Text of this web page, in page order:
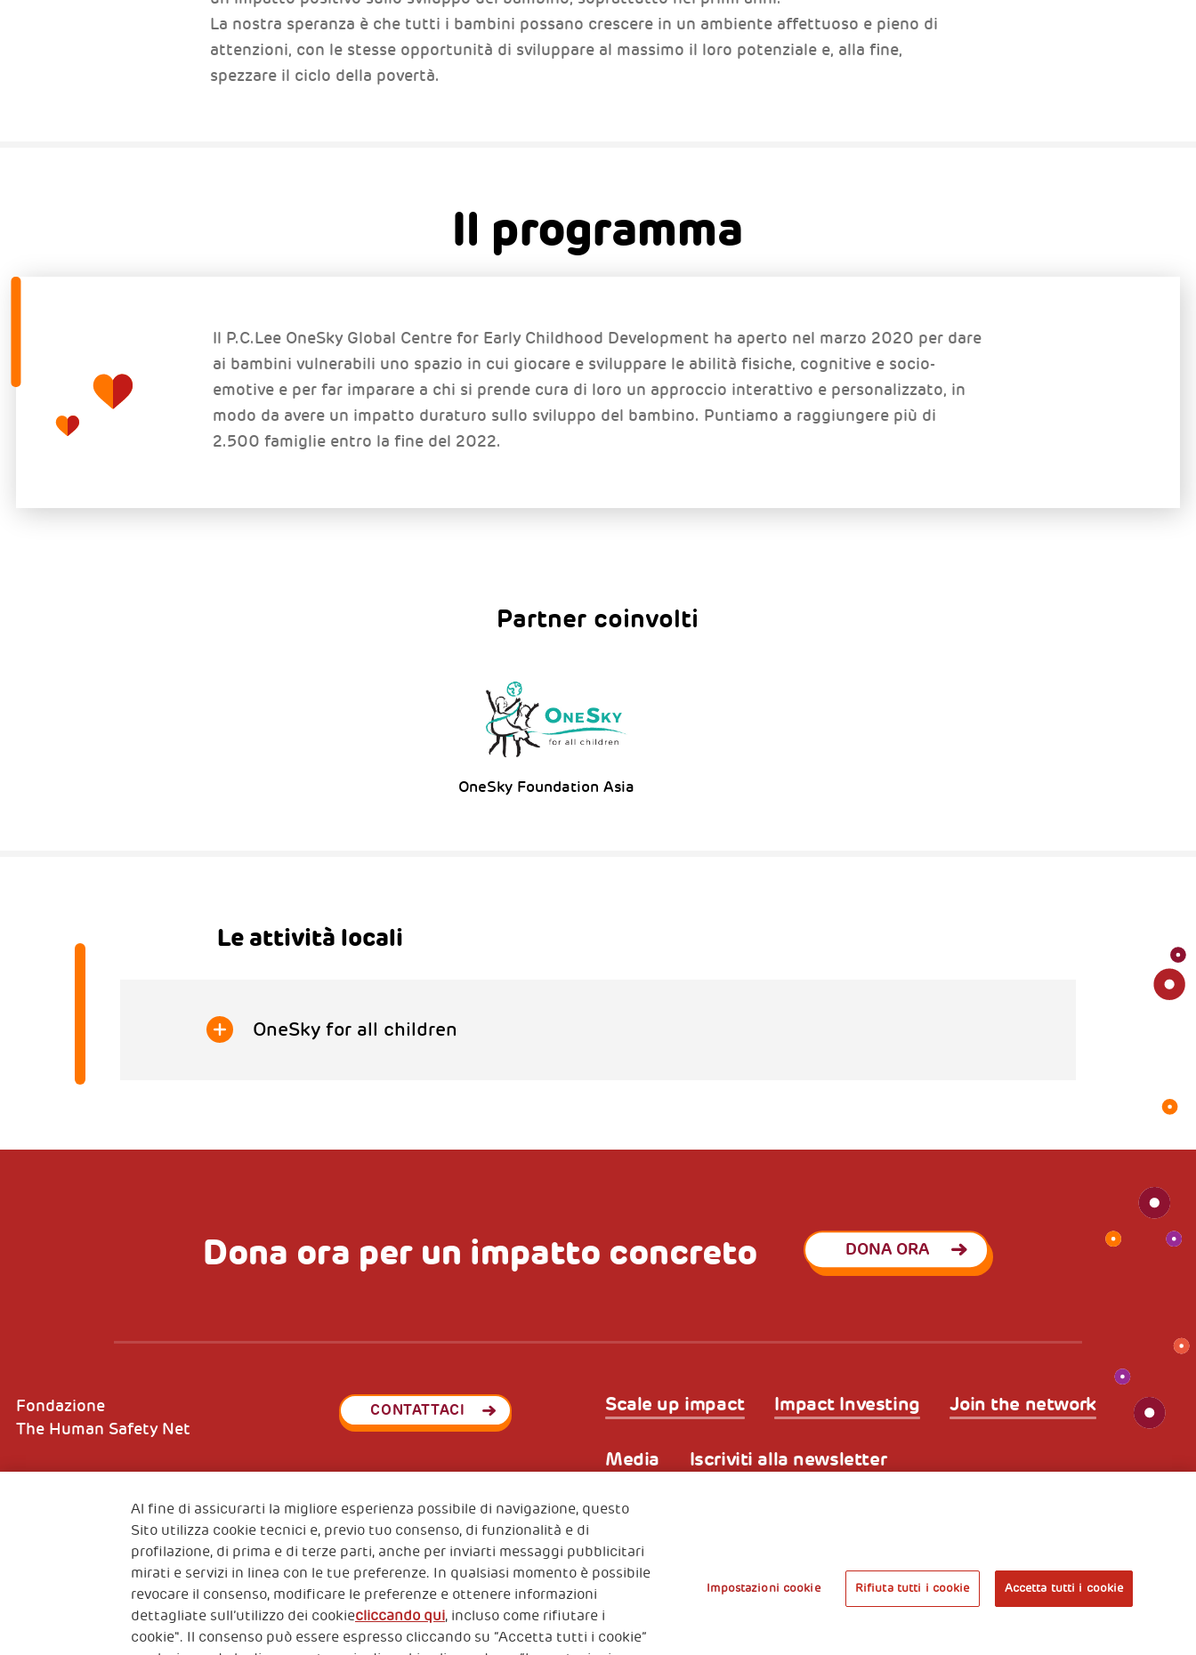
La nostra speranza è che tutti i bambini possano crescere in un ambiente affettuoso e pieno di
attenzioni, con le stesse opportunità di sviluppare al massimo il loro potenziale e, alla fine,
spezzare il ciclo della povertà.
Il programma
Il P.C.Lee OneSky Global Centre for Early Childhood Development ha aperto nel marzo 2020 per dare
ai bambini vulnerabili uno spazio in cui giocare e sviluppare le abilità fisiche, cognitive e socio-
emotive e per far imparare a chi si prende cura di loro un approccio interattivo e personalizzato, in
modo da avere un impatto duraturo sullo sviluppo del bambino. Puntiamo a raggiungere più di
2.500 famiglie entro la fine del 2022.
Partner coinvolti
OneSky Foundation Asia
Le attività locali
OneSky for all children
Dona ora per un impatto concreto DONA ORA
Scale up impact Impact Investing Join the network
Media Iscriviti alla newsletter
Fondazione
The Human Safety Net
CONTATTACI
2, Piazza Duca degli Abruzzi 34132
Fiscal code (Italy) 90017740326
VAT code 01372940328
Potential
Al fine di assicurarti la migliore esperienza possibile di navigazione, questo
Sito utilizza cookie tecnici e, previo tuo consenso, di funzionalità e di
profilazione, di prima e di terze parti, anche per inviarti messaggi pubblicitari
mirati e servizi in linea con le tue preferenze. In qualsiasi momento è possibile
revocare il consenso, modificare le preferenze e ottenere informazioni
dettagliate sull’utilizzo dei cookiecliccando qui, incluso come rifiutare i
cookie". Il consenso può essere espresso cliccando su “Accetta tutti i cookie”
Impostazioni cookie Rifiuta tutti i cookie Accetta tutti i cookie